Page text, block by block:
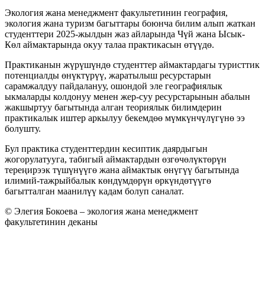
Экология жана менеджмент факультетинин география,
экология жана туризм багыттары боюнча билим алып жаткан
студенттери 2025-жылдын жаз айларында Чүй жана Ысык-
Көл аймактарында окуу талаа практикасын өтүүдө.
Практиканын жүрүшүндө студенттер аймактардагы туристтик
потенциалды өнүктүрүү, жаратылыш ресурстарын
сарамжалдуу пайдалануу, ошондой эле географиялык
ыкмаларды колдонуу менен жер-суу ресурстарынын абалын
жакшыртуу багытында алган теориялык билимдерин
практикалык иштер аркылуу бекемдөө мүмкүнчүлүгүнө ээ
болушту.
Бул практика студенттердин кесиптик даярдыгын
жогорулатууга, табигый аймактардын өзгөчөлүктөрүн
тереңирээк түшүнүүгө жана аймактык өнүгүү багытында
илимий-тажрыйбалык көндүмдөрүн өркүндөтүүгө
багытталган маанилүү кадам болуп саналат.
© Элегия Бокоева – экология жана менеджмент
факультетинин деканы